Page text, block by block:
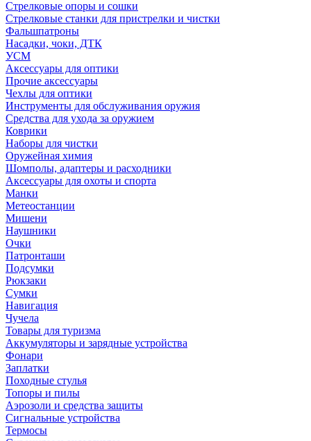
Стрелковые опоры и сошки
Стрелковые станки для пристрелки и чистки
Фальшпатроны
Насадки, чоки, ДТК
УСМ
Аксессуары для оптики
Прочие аксессуары
Чехлы для оптики
Инструменты для обслуживания оружия
Средства для ухода за оружием
Коврики
Наборы для чистки
Оружейная химия
Шомполы, адаптеры и расходники
Аксессуары для охоты и спорта
Манки
Метеостанции
Мишени
Наушники
Очки
Патронташи
Подсумки
Рюкзаки
Сумки
Навигация
Чучела
Товары для туризма
Аккумуляторы и зарядные устройства
Фонари
Заплатки
Походные стулья
Топоры и пилы
Аэрозоли и средства защиты
Сигнальные устройства
Термосы